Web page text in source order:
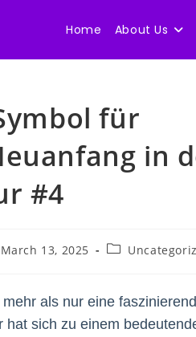
Home About Us
für
in
#4
March 13, 2025
Post
als nur eine
sich zu einem